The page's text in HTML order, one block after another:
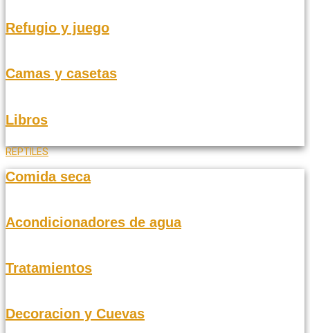
Refugio y juego
Camas y casetas
Libros
REPTILES
Comida seca
Acondicionadores de agua
Tratamientos
Decoracion y Cuevas